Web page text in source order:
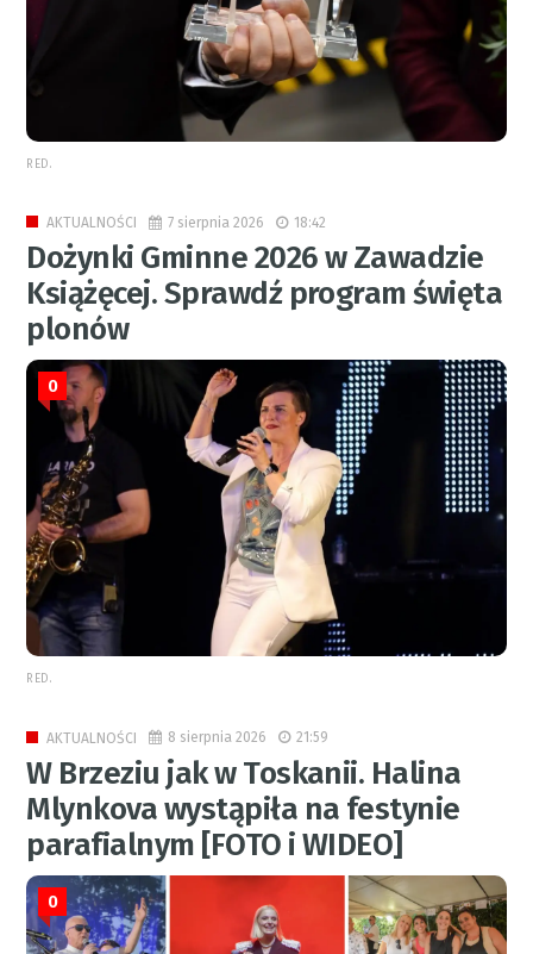
RED.
AKTUALNOŚCI 7 sierpnia 2026 18:42
Dożynki Gminne 2026 w Zawadzie
Książęcej. Sprawdź program święta
plonów
0
RED.
AKTUALNOŚCI 8 sierpnia 2026 21:59
W Brzeziu jak w Toskanii. Halina
Mlynkova wystąpiła na festynie
parafialnym [FOTO i WIDEO]
0